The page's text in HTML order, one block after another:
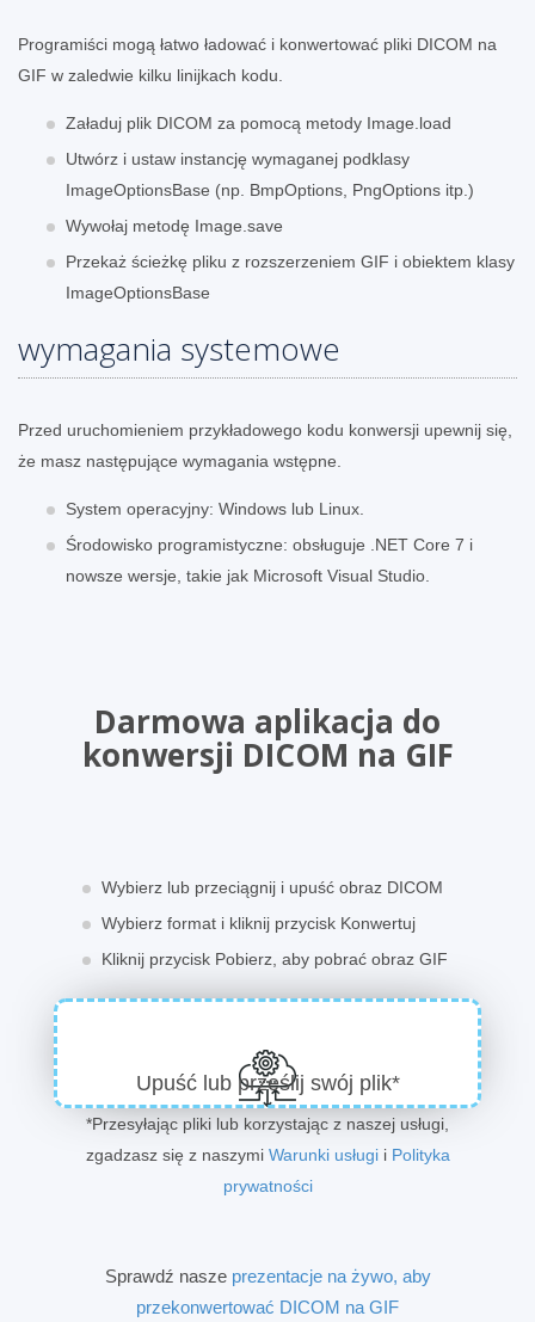
Programiści mogą łatwo ładować i konwertować pliki DICOM na
GIF w zaledwie kilku linijkach kodu.
Załaduj plik DICOM za pomocą metody Image.load
Utwórz i ustaw instancję wymaganej podklasy
ImageOptionsBase (np. BmpOptions, PngOptions itp.)
Wywołaj metodę Image.save
Przekaż ścieżkę pliku z rozszerzeniem GIF i obiektem klasy
ImageOptionsBase
wymagania systemowe
Przed uruchomieniem przykładowego kodu konwersji upewnij się,
że masz następujące wymagania wstępne.
System operacyjny: Windows lub Linux.
Środowisko programistyczne: obsługuje .NET Core 7 i
nowsze wersje, takie jak Microsoft Visual Studio.
Darmowa aplikacja do
konwersji DICOM na GIF
Wybierz lub przeciągnij i upuść obraz DICOM
Wybierz format i kliknij przycisk Konwertuj
Kliknij przycisk Pobierz, aby pobrać obraz GIF
Upuść lub prześlij swój plik*
*Przesyłając pliki lub korzystając z naszej usługi,
zgadzasz się z naszymi Warunki usługii Polityka
prywatności
Sprawdź nasze prezentacje na żywo, aby
przekonwertować DICOM na GIF